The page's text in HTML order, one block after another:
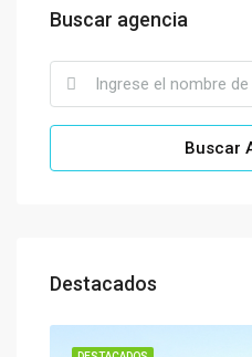
Buscar agencia
Buscar
Destacados